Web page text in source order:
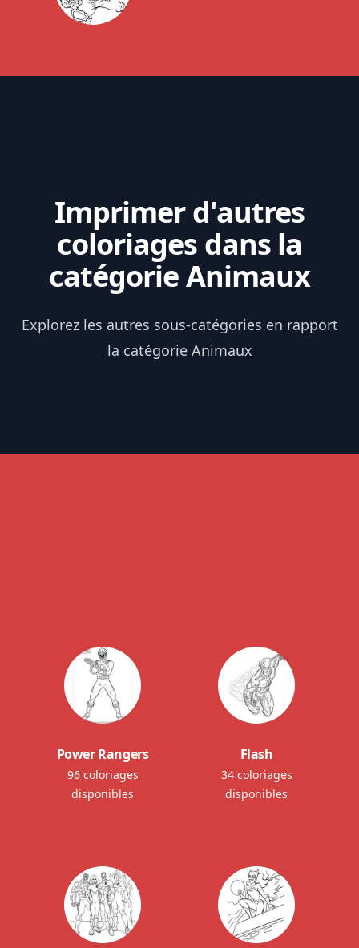
Imprimer d'autres
coloriages dans la
catégorie Animaux
Explorez les autres sous-catégories en rapport
la catégorie Animaux
Power Rangers
96 coloriages
disponibles
Flash
34 coloriages
disponibles